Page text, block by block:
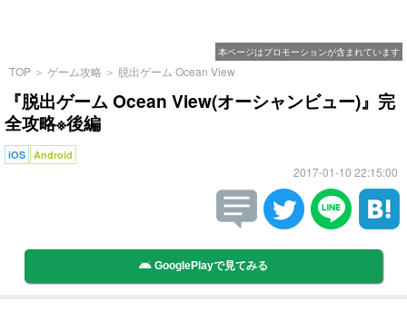
本ページはプロモーションが含まれています
TOP ＞ ゲーム攻略 ＞ 脱出ゲーム Ocean View
『脱出ゲーム Ocean View(オーシャンビュー)』完
全攻略※後編
iOS Android
2017-01-10 22:15:00
GooglePlayで見てみる